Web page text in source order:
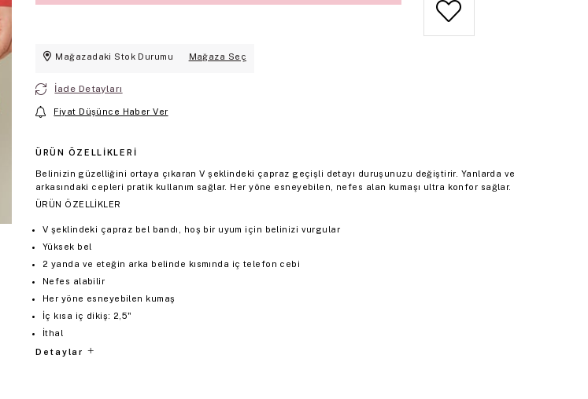
Mağazadaki Stok Durumu Mağaza Seç
İade Detayları
Fiyat Düşünce Haber Ver
ÜRÜN ÖZELLIKLERI
Belinizin güzelliğini ortaya çıkaran V şeklindeki çapraz geçişli detayı duruşunuzu değiştirir. Yanlarda ve
arkasındaki cepleri pratik kullanım sağlar. Her yöne esneyebilen, nefes alan kumaşı ultra konfor sağlar.
ÜRÜN ÖZELLİKLER
V şeklindeki çapraz bel bandı, hoş bir uyum için belinizi vurgular
Yüksek bel
2 yanda ve eteğin arka belinde kısmında iç telefon cebi
Nefes alabilir
Her yöne esneyebilen kumaş
İç kısa iç dikiş: 2,5"
İthal
Detaylar